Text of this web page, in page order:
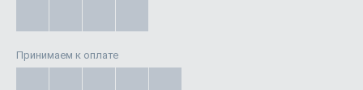
Принимаем к оплате